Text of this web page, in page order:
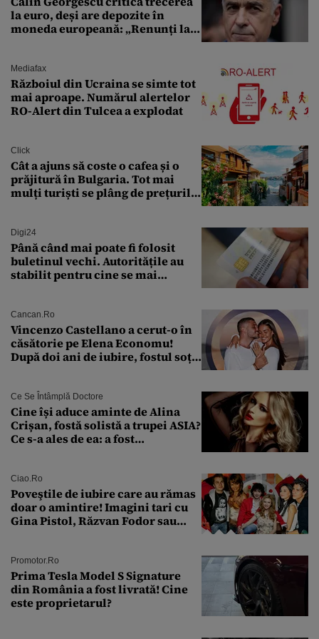
la euro, deși are depozite în
moneda europeană: „Renunți la
Mediafax
Războiul din Ucraina se simte tot
mai aproape. Numărul alertelor
RO-Alert din Tulcea a explodat
Click
Cât a ajuns să coste o cafea și o
prăjitură în Bulgaria. Tot mai
mulți turiști se plâng de prețurile
Digi24
Până când mai poate fi folosit
buletinul vechi. Autoritățile au
stabilit pentru cine se mai
Cancan.ro
Vincenzo Castellano a cerut-o în
căsătorie pe Elena Economu!
După doi ani de iubire, fostul soț
Ce Se Întâmplă Doctore
Cine își aduce aminte de Alina
Crișan, fostă solistă a trupei ASIA?
Ce s-a ales de ea: a fost
Ciao.ro
Poveştile de iubire care au rămas
doar o amintire! Imagini tari cu
Gina Pistol, Răzvan Fodor sau
Promotor.ro
Prima Tesla Model S Signature
din România a fost livrată! Cine
este proprietarul?